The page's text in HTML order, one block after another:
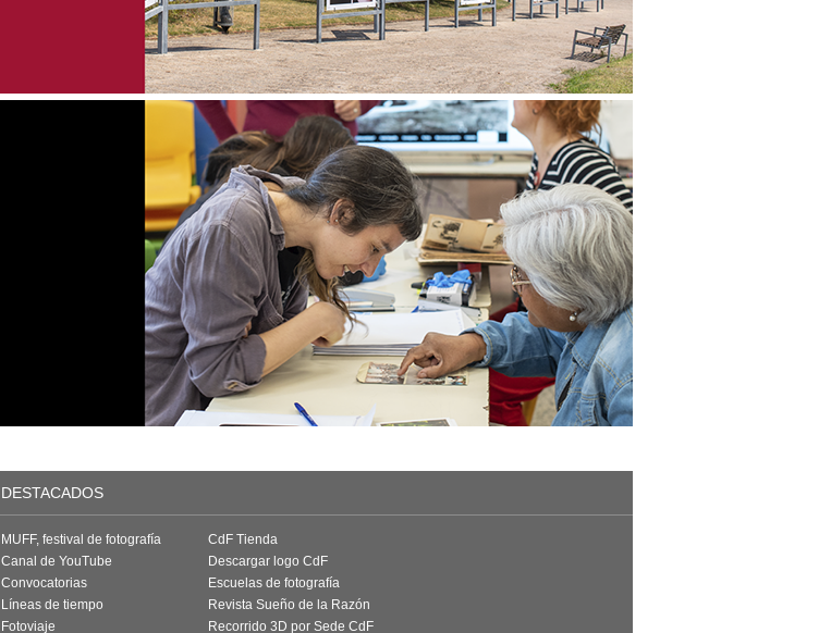
DESTACADOS
MUFF, festival de fotografía
Canal de YouTube
Convocatorias
Líneas de tiempo
Fotoviaje
CdF Tienda
Descargar logo CdF
Escuelas de fotografía
Revista Sueño de la Razón
Recorrido 3D por Sede CdF